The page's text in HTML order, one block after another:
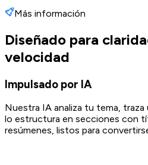
Más información
Diseñado para
velocidad
Impulsado por IA
Nuestra IA analiza tu tema,
lo estructura en secciones con
resúmenes, listos para